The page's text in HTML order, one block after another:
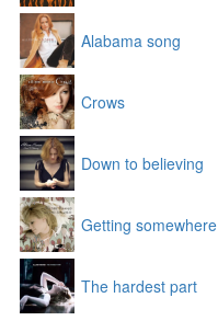
Alabama song
Crows
Down to believing
Getting somewhere
The hardest part